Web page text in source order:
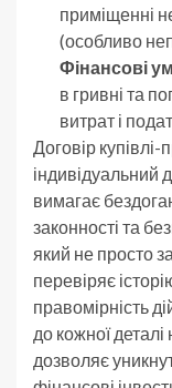
приміщенні
(особливо
Фінансові
в гривні та
витрат і
Договір
індивідуальний
вимагає
законності та
який не просто
перевіряє
правомірність
до кожної деталі
дозволяє